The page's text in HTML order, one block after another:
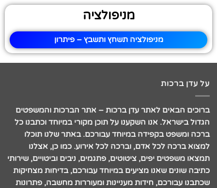
מניפולציה
מניפולציה תשחץ ותשבץ – פיתרון
על עדן ברכות
ברוכים הבאים לאתר עדן ברכות – אתר הברכות והמשפטים
הגדול בישראל. אנו השקענו על תוכן מקורי במיוחד וכתבנו כל
ברכה ומשפט בקפידה במיוחד עבורכם. באתר שלנו תוכלו
למצוא ברכה לכל אדם, וברכה לכל אירוע. כמו כן, אצלנו
תמצאו משפטים יפים, ציטוטים, פתגמים, ניבים וביטויים, שירותי
כתיבה שונים שאנו מציעים במיוחד עבורכם, בדיחות מצחיקות
שכתבנו עבורכם, חידות מעניינות ומעוררות מחשבה, פתרונות